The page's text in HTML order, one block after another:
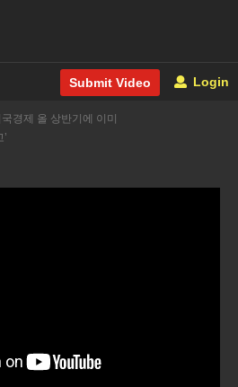
Submit Video Login
국경제 올 상반기에 이미